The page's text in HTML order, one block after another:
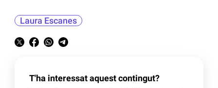
Laura Escanes
T'ha interessat aquest contingut?